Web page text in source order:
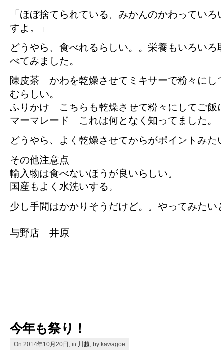
「ほぼ捨てられている、みかんのかわってい
すよ。」
どうやら、食べれるらしい。。栄養もいろい
べてみました。
陳皮茶 かわを乾燥させてミキサーで粉々にし
むらしい。
ふりかけ こちらも乾燥させて粉々にしてご飯
マーマレード これは何となく知ってました。
どうやら、よく乾燥させてからがポイントみた
その他注意点
輸入物は食べないほうが良いらしい。
国産もよく水洗いする。
少し手間はかかりそうだけど。。やってみたい
与野店 井原
今年も祭り！
On 2014年10月20日, in 川越 , by kawagoe